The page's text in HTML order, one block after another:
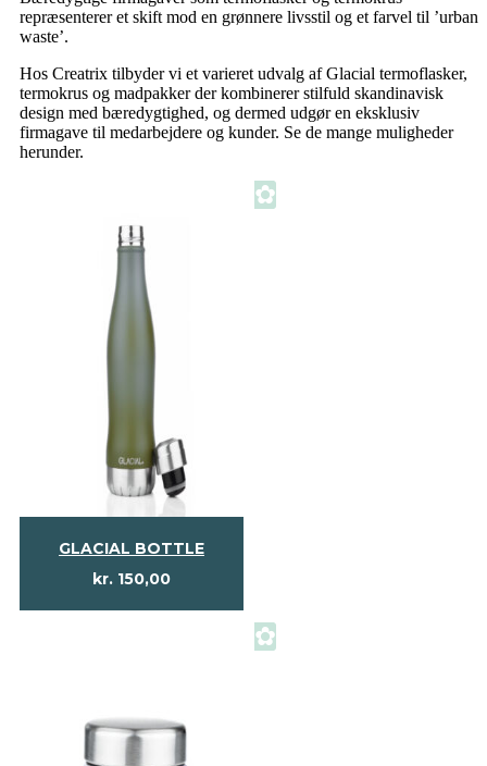
repræsenterer et skift mod en grønnere livsstil og et farvel til ’urban
waste’.
Hos Creatrix tilbyder vi et varieret udvalg af Glacial termoflasker,
termokrus og madpakker der kombinerer stilfuld skandinavisk
design med bæredygtighed, og dermed udgør en eksklusiv
firmagave til medarbejdere og kunder. Se de mange muligheder
herunder.
GLACIAL BOTTLE
kr. 150,00
✿
✿